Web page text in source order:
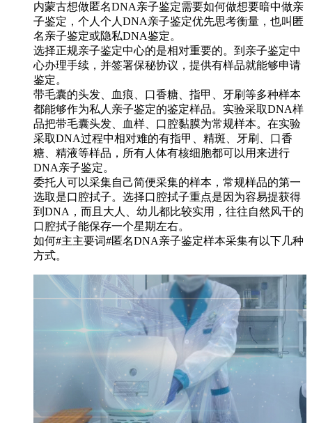
内蒙古想做匿名DNA亲子鉴定需要如何做想要暗中做亲
子鉴定，个人个人DNA亲子鉴定优先思考衡量，也叫匿
名亲子鉴定或隐私DNA鉴定。
选择正规亲子鉴定中心的是相对重要的。到亲子鉴定中
心办理手续，并签署保秘协议，提供有样品就能够申请
鉴定。
带毛囊的头发、血痕、口香糖、指甲、牙刷等多种样本
都能够作为私人亲子鉴定的鉴定样品。实验采取DNA样
品把带毛囊头发、血样、口腔黏膜为常规样本。在实验
采取DNA过程中相对难的有指甲、精斑、牙刷、口香
糖、精液等样品，所有人体有核细胞都可以用来进行
DNA亲子鉴定。
委托人可以采集自己简便采集的样本，常规样品的第一
选取是口腔拭子。选择口腔拭子重点是因为容易提获得
到DNA，而且大人、幼儿都比较实用，往往自然风干的
口腔拭子能保存一个星期左右。
如何#主主要词#匿名DNA亲子鉴定样本采集有以下几种
方式。